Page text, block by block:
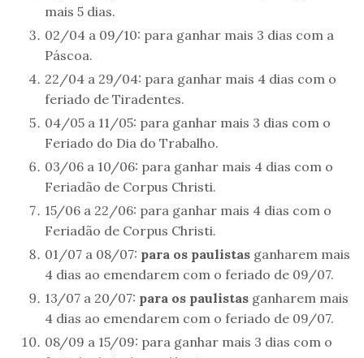
mais 5 dias.
02/04 a 09/10: para ganhar mais 3 dias com a
Páscoa.
22/04 a 29/04: para ganhar mais 4 dias com o
feriado de Tiradentes.
04/05 a 11/05: para ganhar mais 3 dias com o
Feriado do Dia do Trabalho.
03/06 a 10/06: para ganhar mais 4 dias com o
Feriadão de Corpus Christi.
15/06 a 22/06: para ganhar mais 4 dias com o
Feriadão de Corpus Christi.
01/07 a 08/07: para os paulistasganharem mais
4 dias ao emendarem com o feriado de 09/07.
13/07 a 20/07: para os paulistasganharem mais
4 dias ao emendarem com o feriado de 09/07.
08/09 a 15/09: para ganhar mais 3 dias com o